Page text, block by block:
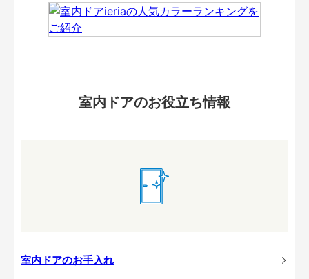
室内ドアのお役立ち情報
室内ドアのお手入れ